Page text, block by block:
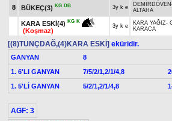
8 BÜKEÇ(3) KG DB 3y k e DEMİRDÖVEN
ALTAHA
KARA ESKİ(4) KG K
(Koşmaz)
3y k e KARA YAĞIZ-
KARACA
[(8)TUNÇDAĞ,(4)KARA ESKİ] eküridir.
GANYAN 8
1. 6'LI GANYAN
7/5/2/1,2/1/4,8
1. 5'Lİ GANYAN
5/2/1,2/1/4,8
AGF: 3